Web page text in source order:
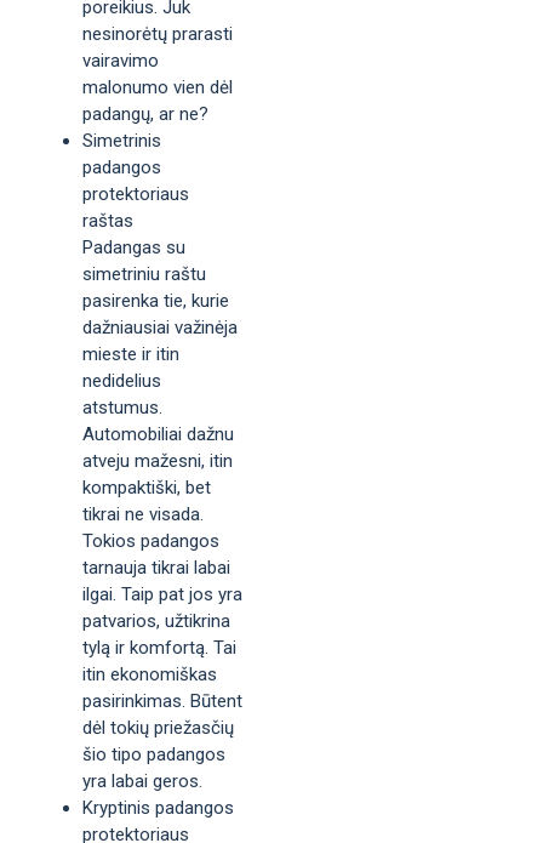
poreikius. Juk
nesinorėtų prarasti
vairavimo
malonumo vien dėl
padangų, ar ne?
Simetrinis
padangos
protektoriaus
raštas
Padangas su
simetriniu raštu
pasirenka tie, kurie
dažniausiai važinėja
mieste ir itin
nedidelius
atstumus.
Automobiliai dažnu
atveju mažesni, itin
kompaktiški, bet
tikrai ne visada.
Tokios padangos
tarnauja tikrai labai
ilgai. Taip pat jos yra
patvarios, užtikrina
tylą ir komfortą. Tai
itin ekonomiškas
pasirinkimas. Būtent
dėl tokių priežasčių
šio tipo padangos
yra labai geros.
Kryptinis padangos
protektoriaus